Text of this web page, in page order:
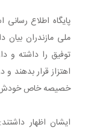
پایگاه اطلاع
ملی مازندران بیان
توفيق را داشته و
اهتزاز قرار بدهند و
خصيصه خاص
ایشان اظهار